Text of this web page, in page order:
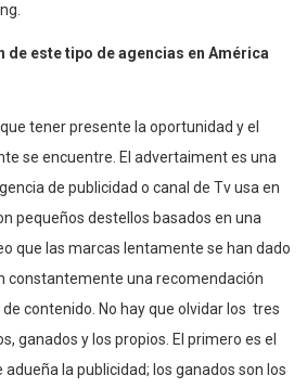
de este tipo de agencias en América
tener presente la oportunidad y el
se encuentre. El advertaiment es una
de publicidad o canal de Tv usa en
pequeños destellos basados en una
que las marcas lentamente se han dado
constantemente una recomendación
contenido. No hay que olvidar los tres
ganados y los propios. El primero es el
la publicidad; los ganados son los